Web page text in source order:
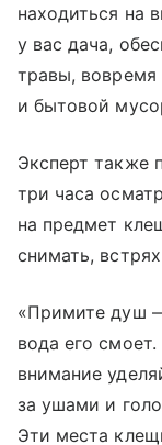
находиться на
у вас дача,
травы, вовремя
и бытовой
Эксперт также
три часа
на предмет
снимать,
«Примите душ
вода его
внимание
за ушами и
Эти места